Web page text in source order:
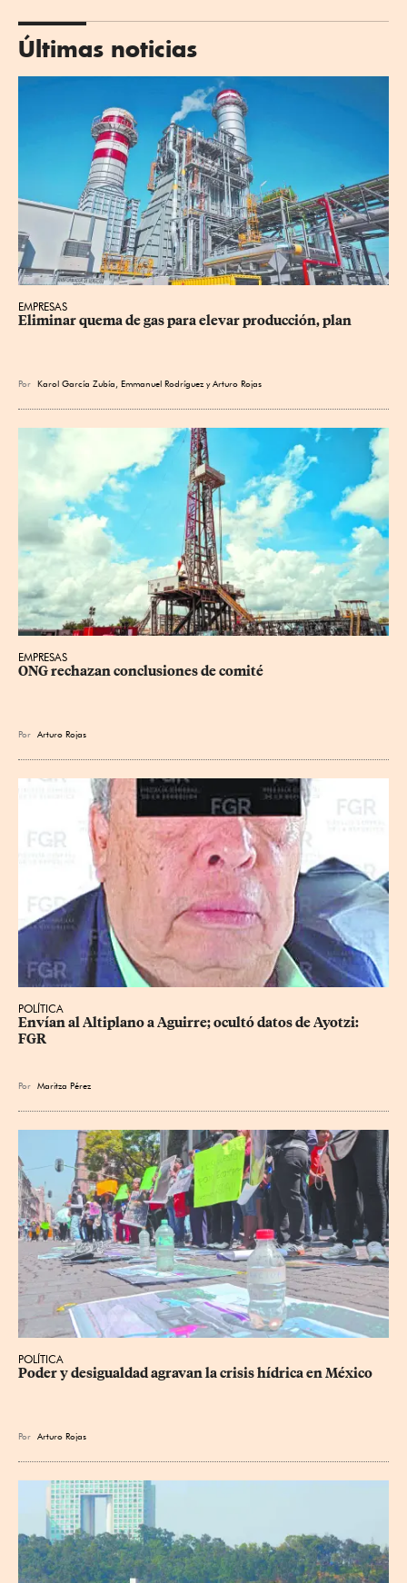
Últimas noticias
EMPRESAS
Eliminar quema de gas para elevar producción, plan
Por Karol García Zubía Emmanuel Rodríguez yArturo Rojas
EMPRESAS
ONG rechazan conclusiones de comité
Por Arturo Rojas
POLÍTICA
Envían al Altiplano a Aguirre; ocultó datos de Ayotzi:
FGR
Por Maritza Pérez
POLÍTICA
Poder y desigualdad agravan la crisis hídrica en México
Por Arturo Rojas